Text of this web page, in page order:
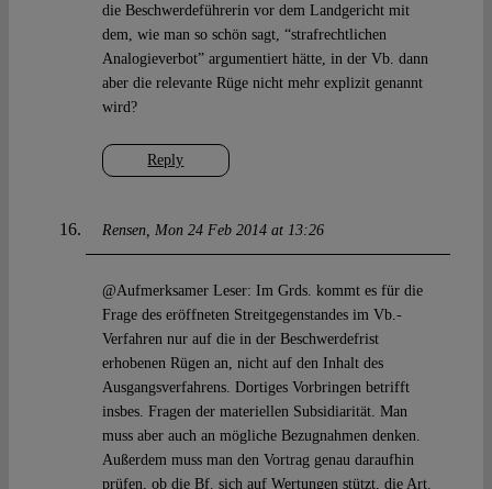
Reply
die Beschwerdeführerin vor dem Landgericht mit
dem, wie man so schön sagt, “strafrechtlichen
Analogieverbot” argumentiert hätte, in der Vb. dann
aber die relevante Rüge nicht mehr explizit genannt
wird?
Rensen Mon 24 Feb 2014 at 13:26
@Aufmerksamer Leser: Im Grds. kommt es für die
Frage des eröffneten Streitgegenstandes im Vb.-
Verfahren nur auf die in der Beschwerdefrist
erhobenen Rügen an, nicht auf den Inhalt des
Ausgangsverfahrens. Dortiges Vorbringen betrifft
insbes. Fragen der materiellen Subsidiarität. Man
muss aber auch an mögliche Bezugnahmen denken.
Außerdem muss man den Vortrag genau daraufhin
prüfen, ob die Bf. sich auf Wertungen stützt, die Art.